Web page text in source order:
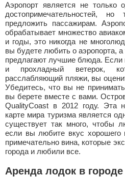
Аэропорт является не только
достопримечательностей,
предложить пассажирам.
обрабатывает множество
и годы, это никогда не
вы будете любить о аэропорта,
предлагают лучшие блюда.
и прохладный ветерок,
расслабляющий пляжи, вы
Убедитесь, что вы не
вы берете вместе с вами.
QualityCoast в 2012 году. Эта
карте мира туризма является
существует так много, чтобы
если вы любите вкус хорошего
примечательно вина, которые
города и любили все.
Аренда лодок в городе